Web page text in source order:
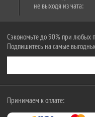
не выходя из чата:
Сэкономьте до 90% при любых
Подпишитесь на самые
Принимаем к оплате: